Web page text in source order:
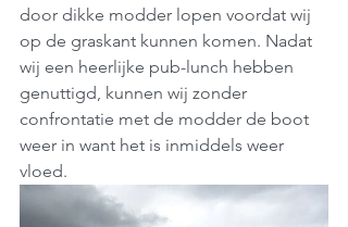
door dikke modder lopen voordat wij
op de graskant kunnen komen. Nadat
wij een heerlijke pub-lunch hebben
genuttigd, kunnen wij zonder
confrontatie met de modder de boot
weer in want het is inmiddels weer
vloed.